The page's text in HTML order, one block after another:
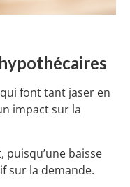
font tant jaser en
impact sur la
puisqu’une baisse
sur la demande.